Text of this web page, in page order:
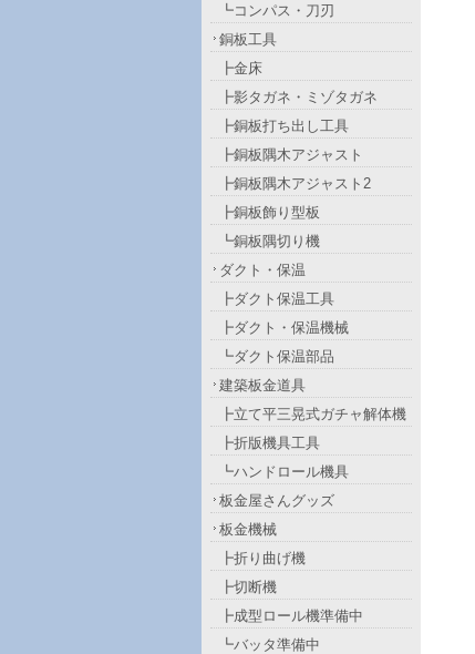
┗コンパス・刀刃
銅板工具
┣金床
┣影タガネ・ミゾタガネ
┣銅板打ち出し工具
┣銅板隅木アジャスト
┣銅板隅木アジャスト2
┣銅板飾り型板
┗銅板隅切り機
ダクト・保温
┣ダクト保温工具
┣ダクト・保温機械
┗ダクト保温部品
建築板金道具
┣立て平三晃式ガチャ解体機
┣折版機具工具
┗ハンドロール機具
板金屋さんグッズ
板金機械
┣折り曲げ機
┣切断機
┣成型ロール機準備中
┗バッタ準備中